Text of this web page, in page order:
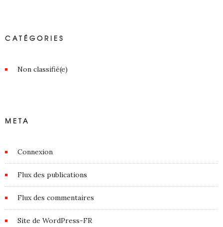
CATÉGORIES
Non classifié(e)
META
Connexion
Flux des publications
Flux des commentaires
Site de WordPress-FR